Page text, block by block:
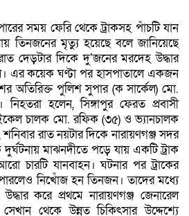
সময় ফেরি থেকে ট্রাকসহ পাঁচটি যান
তিনজনের মৃত্যু হয়েছে বলে জানিয়েছে
দেড়টার দিকে দুʼজনের মরদেহ উদ্ধার
এর কয়েক ঘণ্টা পর হাসপাতালে একজন
অতিরিক্ত পুলিশ সুপার (ক সার্কেল) মো.
‎নিহতরা হলেন, সিঙ্গাপুর ফেরত প্রবাসী
চালক মো. রফিক (৩৫) ও ভ্যানচালক
রাত নয়টার দিকে নারায়ণগঞ্জ সদর
মাঝনদীতে পড়ে যায় একটি ট্রাক
চারটি যানবাহন। ঘটনার পর ট্রাকের
নিখোঁজ হন তিনজন। ‎তাদের মধ্যে
করে প্রথমে নারায়ণগঞ্জ জেনারেল
থেকে উন্নত চিকিৎসার উদ্দেশ্যে